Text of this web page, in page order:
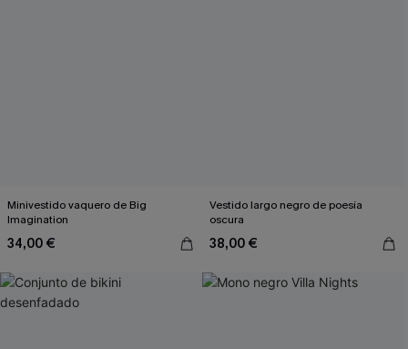
Minivestido vaquero de Big
Imagination
34,00 €
Vestido largo negro de poesía
oscura
38,00 €